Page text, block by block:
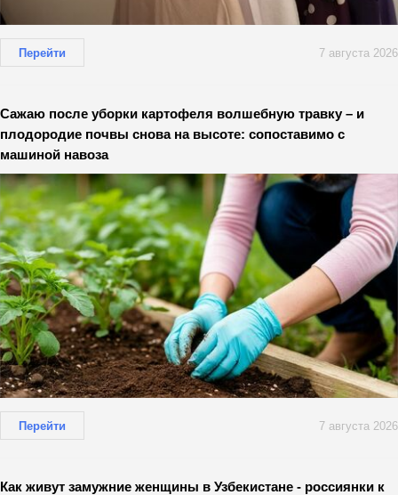
Перейти 7 августа 2026
Сажаю после уборки картофеля волшебную травку – и
плодородие почвы снова на высоте: сопоставимо с
машиной навоза
Перейти 7 августа 2026
Как живут замужние женщины в Узбекистане - россиянки к